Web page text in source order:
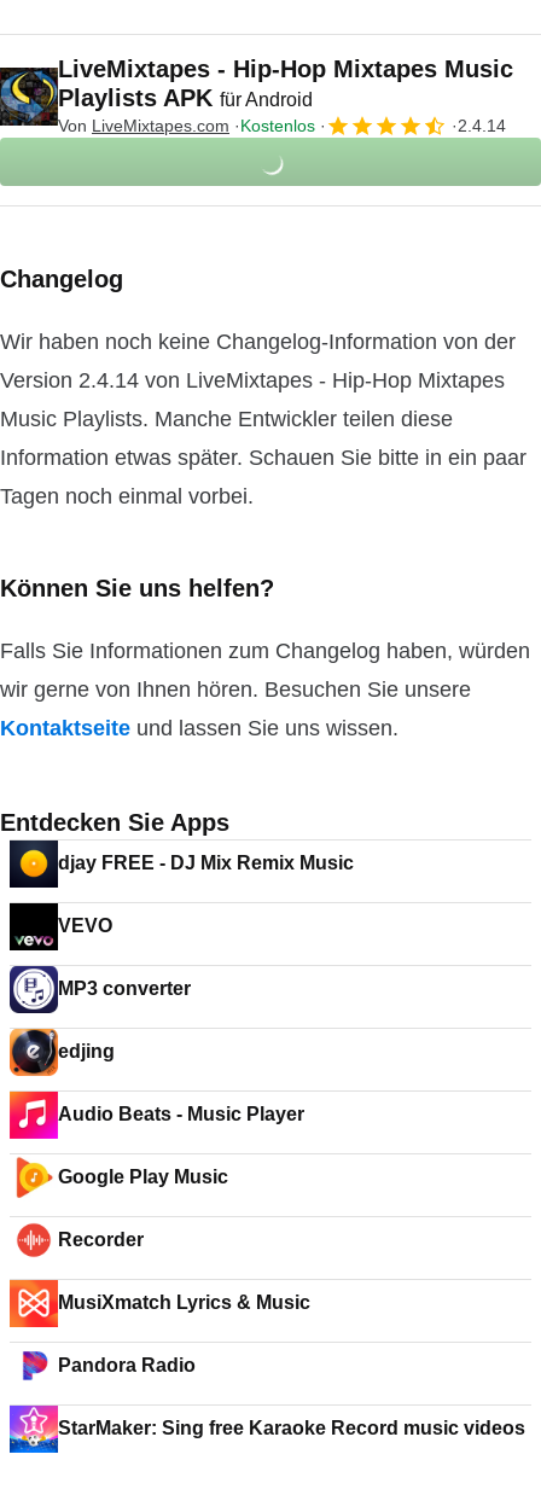
LiveMixtapes - Hip-Hop Mixtapes Music
Playlists APK für Android
Von LiveMixtapes.com Kostenlos 2.4.14
Changelog
Wir haben noch keine Changelog-Information von der
Version 2.4.14 von LiveMixtapes - Hip-Hop Mixtapes
Music Playlists. Manche Entwickler teilen diese
Information etwas später. Schauen Sie bitte in ein paar
Tagen noch einmal vorbei.
Können Sie uns helfen?
Falls Sie Informationen zum Changelog haben, würden
wir gerne von Ihnen hören. Besuchen Sie unsere
Kontaktseite und lassen Sie uns wissen.
Entdecken Sie Apps
djay FREE - DJ Mix Remix Music
VEVO
MP3 converter
edjing
Audio Beats - Music Player
Google Play Music
Recorder
MusiXmatch Lyrics & Music
Pandora Radio
StarMaker: Sing free Karaoke Record music videos